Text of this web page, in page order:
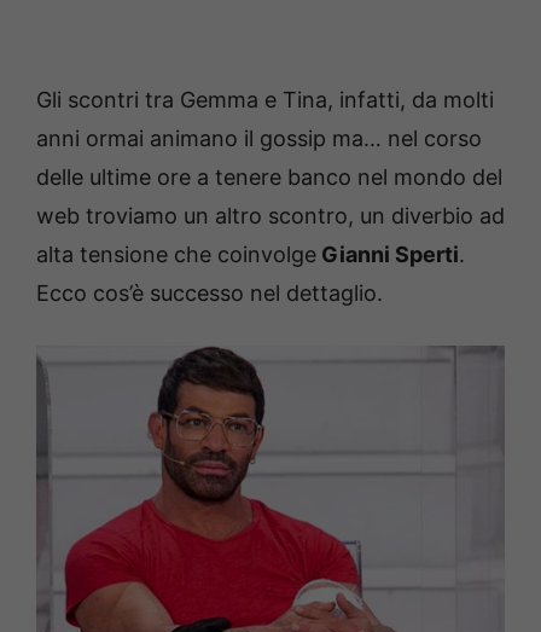
Gli scontri tra Gemma e Tina, infatti, da molti
anni ormai animano il gossip ma… nel corso
delle ultime ore a tenere banco nel mondo del
web troviamo un altro scontro, un diverbio ad
alta tensione che coinvolge Gianni Sperti.
Ecco cos’è successo nel dettaglio.